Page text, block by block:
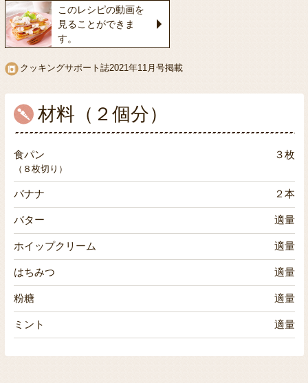
このレシピの動画を
見ることができま
す。
クッキングサポート誌2021年11月号掲載
材料（２個分）
食パン ３枚
（８枚切り）
バナナ ２本
バター 適量
ホイップクリーム 適量
はちみつ 適量
粉糖 適量
ミント 適量